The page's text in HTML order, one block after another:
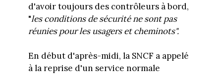
d'avoir toujours des contrôleurs à bord,
"les conditions de sécurité ne sont pas
réunies pour les usagers et cheminots".
En début d'après-midi, la SNCF a appelé
à la reprise d'un service normale